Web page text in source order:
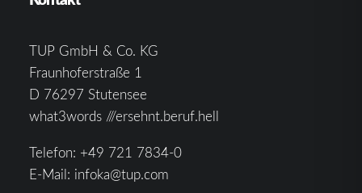
TUP GmbH & Co. KG
Fraunhoferstraße 1
D 76297 Stutensee
what3words ///ersehnt.beruf.hell
Telefon: +49 721 7834-0
E-Mail: infoka@tup.com